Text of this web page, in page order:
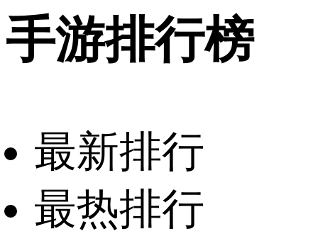
手游排行榜
最新排行
最热排行